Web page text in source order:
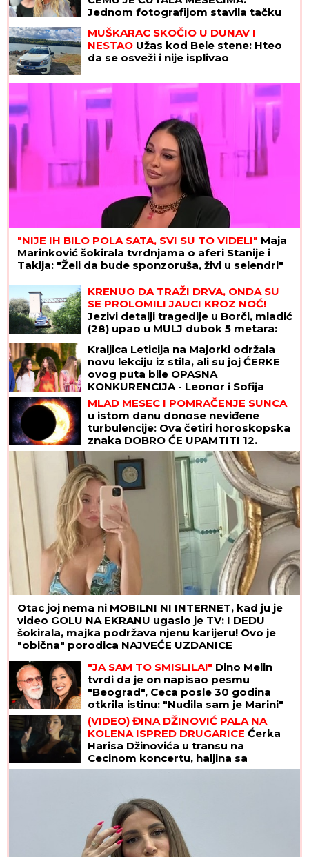
Jednom fotografijom stavila tačku
na nagađanja
MUŠKARAC SKOČIO U DUNAV I
NESTAO Užas kod Bele stene: Hteo
da se osveži i nije isplivao
"NIJE IH BILO POLA SATA, SVI SU TO VIDELI" Maja
Marinković šokirala tvrdnjama o aferi Stanije i
Takija: "Želi da bude sponzoruša, živi u selendri"
KRENUO DA TRAŽI DRVA, ONDA SU
SE PROLOMILI JAUCI KROZ NOĆ!
Jezivi detalji tragedije u Borči, mladić
(28) upao u MULJ dubok 5 metara:
(FOTO, VIDEO)
Kraljica Leticija na Majorki održala
novu lekciju iz stila, ali su joj ĆERKE
ovog puta bile OPASNA
KONKURENCIJA - Leonor i Sofija
blistale u prelepim letnjim haljinama
MLAD MESEC I POMRAČENJE SUNCA
u istom danu donose neviđene
turbulencije: Ova četiri horoskopska
znaka DOBRO ĆE UPAMTITI 12.
avgust - od tad im se ŽIVOT MENJA
NAGLAVAČKE
Otac joj nema ni MOBILNI NI INTERNET, kad ju je
video GOLU NA EKRANU ugasio je TV: I DEDU
šokirala, majka podržava njenu karijeru! Ovo je
"obična" porodica NAJVEĆE UZDANICE
"JA SAM TO SMISLILA!" Dino Melin
tvrdi da je on napisao pesmu
"Beograd", Ceca posle 30 godina
otkrila istinu: "Nudila sam je Marini"
(VIDEO) ĐINA DŽINOVIĆ PALA NA
KOLENA ISPRED DRUGARICE Ćerka
Harisa Džinovića u transu na
Cecinom koncertu, haljina sa
prorezima pokazala previše